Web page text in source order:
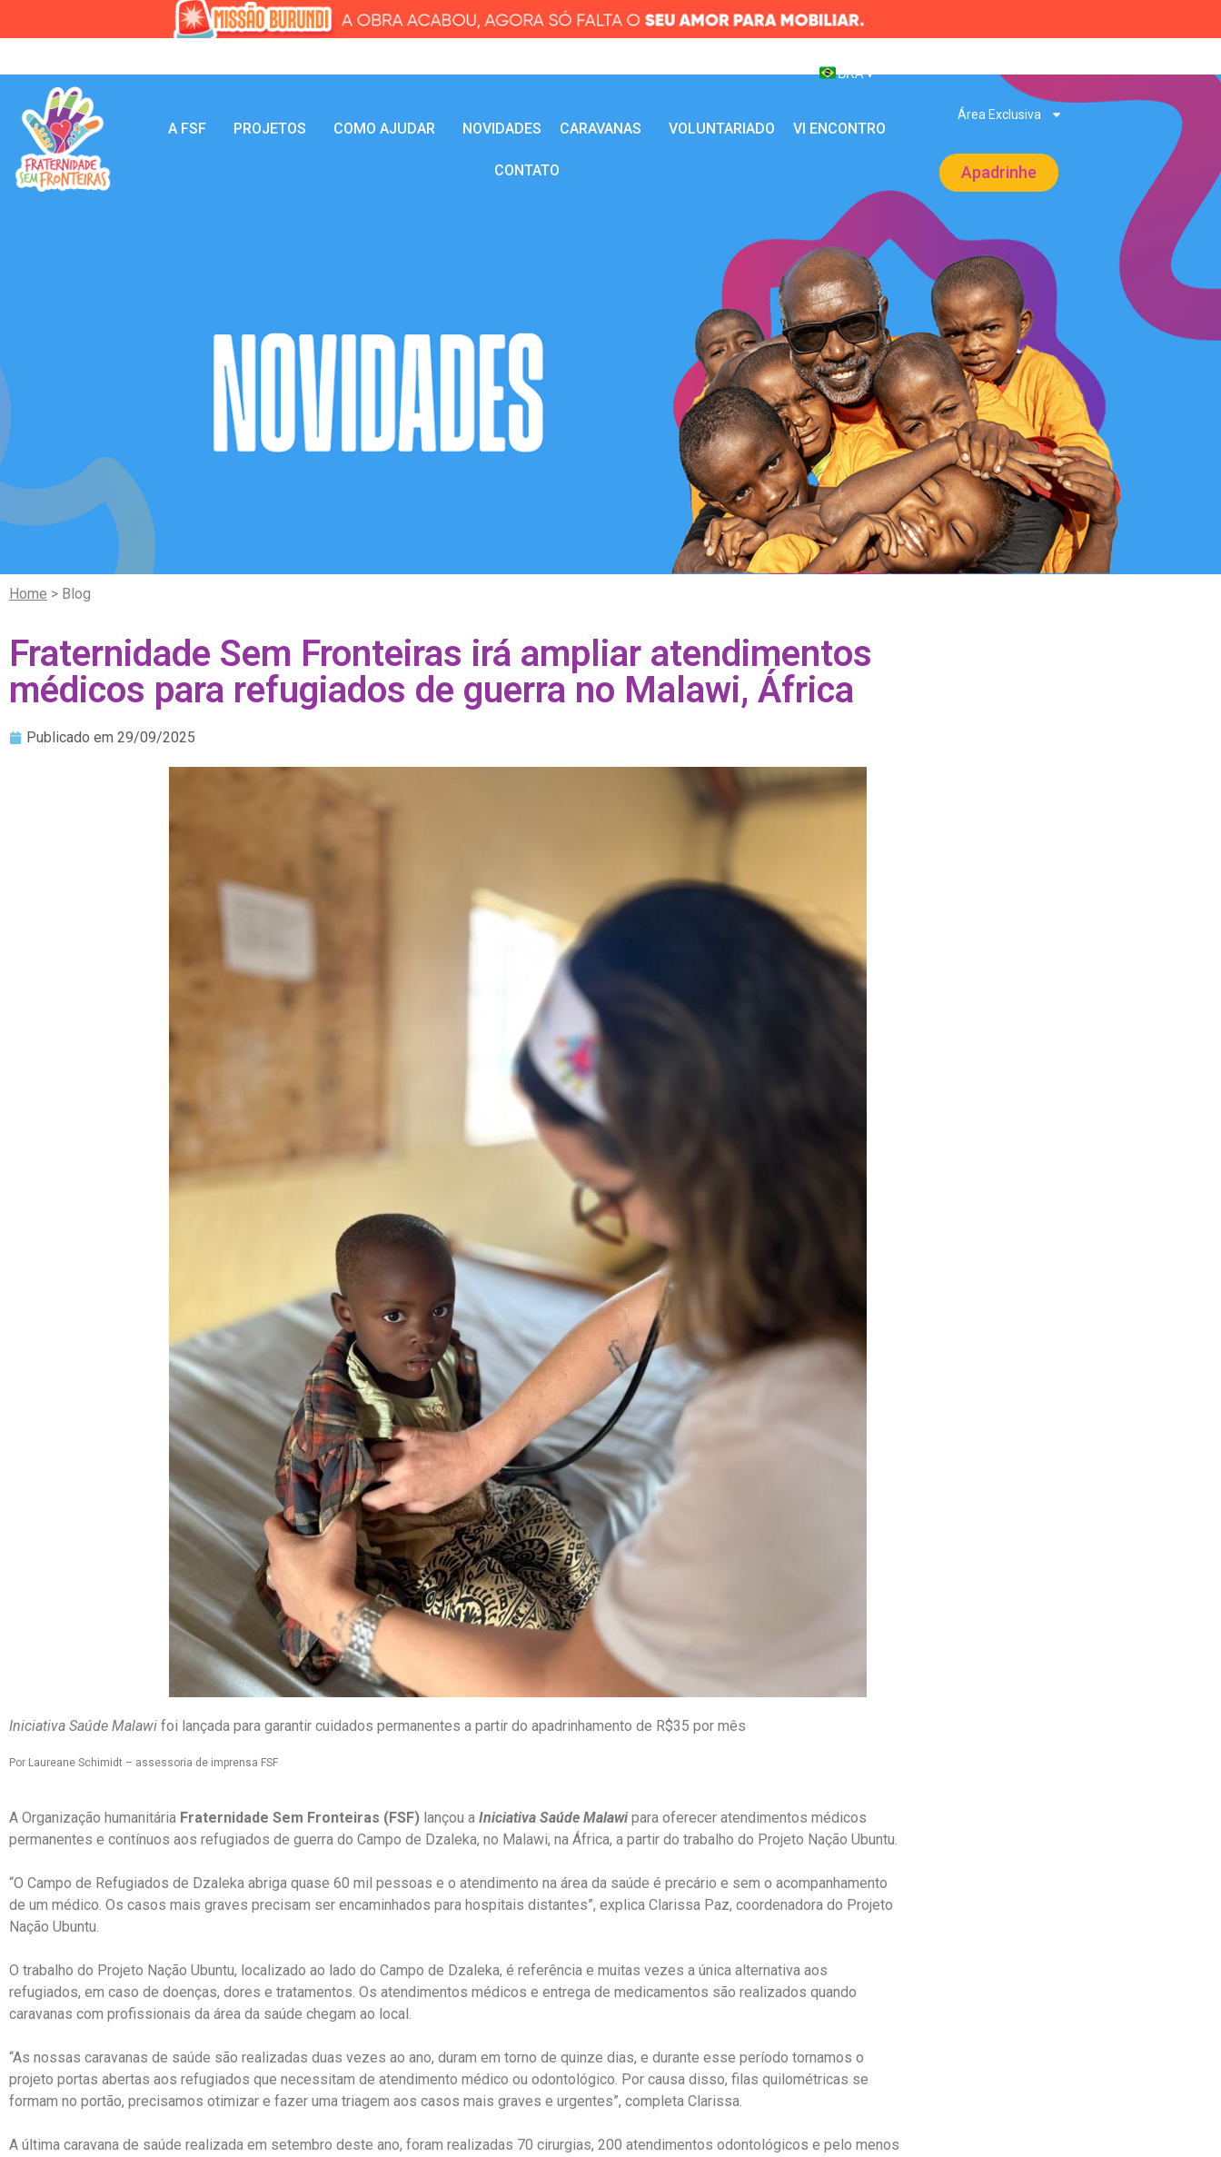
BRA ▾
A FSF PROJETOS COMO AJUDAR NOVIDADES CARAVANAS VOLUNTARIADO VI ENCONTRO
CONTATO
Área Exclusiva
Apadrinhe
Home > Blog
Fraternidade Sem Fronteiras irá ampliar atendimentos
médicos para refugiados de guerra no Malawi, África
Publicado em 29/09/2025
Iniciativa Saúde Malawi foi lançada para garantir cuidados permanentes a partir do apadrinhamento de R$35 por mês
Por Laureane Schimidt – assessoria de imprensa FSF
A Organização humanitária Fraternidade Sem Fronteiras (FSF) lançou a Iniciativa Saúde Malawi para oferecer atendimentos médicos
permanentes e contínuos aos refugiados de guerra do Campo de Dzaleka, no Malawi, na África, a partir do trabalho do Projeto Nação Ubuntu.
“O Campo de Refugiados de Dzaleka abriga quase 60 mil pessoas e o atendimento na área da saúde é precário e sem o acompanhamento
de um médico. Os casos mais graves precisam ser encaminhados para hospitais distantes”, explica Clarissa Paz, coordenadora do Projeto
Nação Ubuntu.
O trabalho do Projeto Nação Ubuntu, localizado ao lado do Campo de Dzaleka, é referência e muitas vezes a única alternativa aos
refugiados, em caso de doenças, dores e tratamentos. Os atendimentos médicos e entrega de medicamentos são realizados quando
caravanas com profissionais da área da saúde chegam ao local.
“As nossas caravanas de saúde são realizadas duas vezes ao ano, duram em torno de quinze dias, e durante esse período tornamos o
projeto portas abertas aos refugiados que necessitam de atendimento médico ou odontológico. Por causa disso, filas quilométricas se
formam no portão, precisamos otimizar e fazer uma triagem aos casos mais graves e urgentes”, completa Clarissa.
A última caravana de saúde realizada em setembro deste ano, foram realizadas 70 cirurgias, 200 atendimentos odontológicos e pelo menos